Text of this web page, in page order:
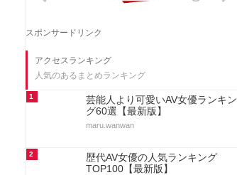
スポンサードリンク
アクセスランキング
人気のあるまとめランキング
1
芸能人より可愛いAV女優ランキン
グ60選【最新版】
maru.wanwan
2
歴代AV女優の人気ランキング
TOP100【最新版】